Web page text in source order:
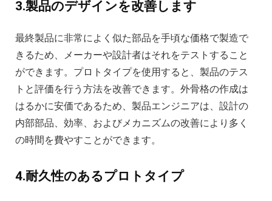
3.製品のデザインを改善します
最終製品に非常によく似た部品を手頃な価格で製造で
きるため、メーカーや設計者はそれをテストすること
ができます。プロトタイプを使用すると、製品のテス
トと評価を行う方法を改善できます。外骨格の作成は
はるかに安価であるため、製品エンジニアは、設計の
内部部品、効率、およびメカニズムの改善により多く
の時間を費やすことができます。
4.耐久性のあるプロトタイプ